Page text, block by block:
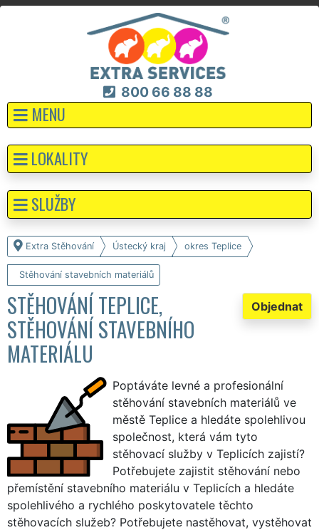
800 66 88 88
MENU
Extra Stěhování Ústecký kraj okres Teplice
Stěhování stavebních materiálů
Objednat
STĚHOVÁNÍ TEPLICE,
STĚHOVÁNÍ STAVEBNÍHO
MATERIÁLU
Poptáváte levné a profesionální
stěhování stavebních materiálů ve
městě Teplice a hledáte spolehlivou
společnost, která vám tyto
stěhovací služby v Teplicích zajistí?
Potřebujete zajistit stěhování nebo
přemístění stavebního materiálu v Teplicích a hledáte
spolehlivého a rychlého poskytovatele těchto
stěhovacích služeb? Potřebujete nastěhovat, vystěhovat
LOKALITY
SLUŽBY